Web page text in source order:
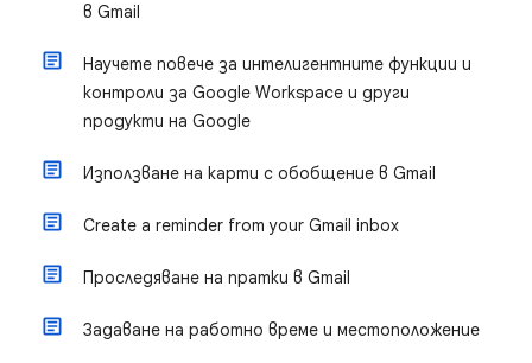
в Gmail
Научете повече за интелигентните функции и
контроли за Google Workspace и други
продукти на Google
Използване на карти с обобщение в Gmail
Create a reminder from your Gmail inbox
Проследяване на пратки в Gmail
Задаване на работно време и местоположение